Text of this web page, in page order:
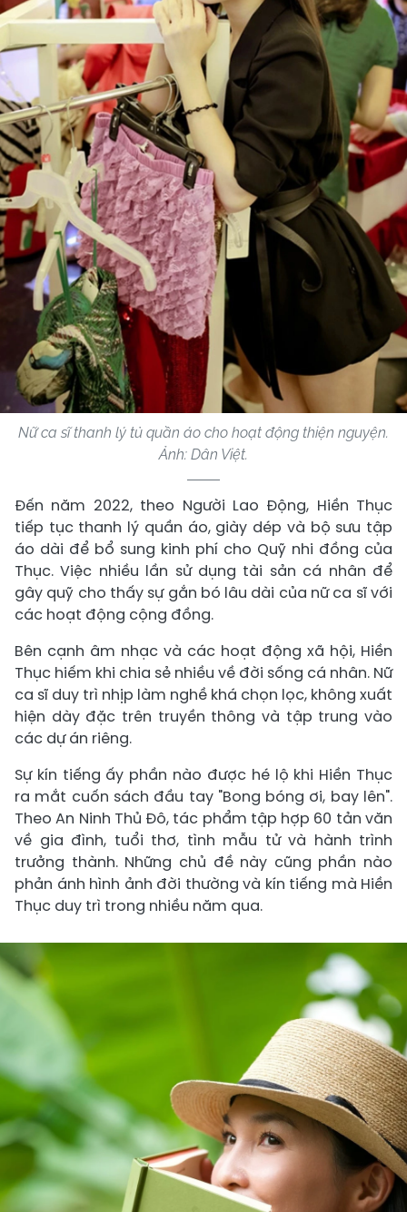
Nữ ca sĩ thanh lý tủ quần áo cho hoạt động thiện nguyện.
Ảnh: Dân Việt.
Đến năm 2022, theo Người Lao Động, Hiền Thục
tiếp tục thanh lý quần áo, giày dép và bộ sưu tập
áo dài để bổ sung kinh phí cho Quỹ nhi đồng của
Thục. Việc nhiều lần sử dụng tài sản cá nhân để
gây quỹ cho thấy sự gắn bó lâu dài của nữ ca sĩ với
các hoạt động cộng đồng.
Bên cạnh âm nhạc và các hoạt động xã hội, Hiền
Thục hiếm khi chia sẻ nhiều về đời sống cá nhân. Nữ
ca sĩ duy trì nhịp làm nghề khá chọn lọc, không xuất
hiện dày đặc trên truyền thông và tập trung vào
các dự án riêng.
Sự kín tiếng ấy phần nào được hé lộ khi Hiền Thục
ra mắt cuốn sách đầu tay "Bong bóng ơi, bay lên".
Theo An Ninh Thủ Đô, tác phẩm tập hợp 60 tản văn
về gia đình, tuổi thơ, tình mẫu tử và hành trình
trưởng thành. Những chủ đề này cũng phần nào
phản ánh hình ảnh đời thường và kín tiếng mà Hiền
Thục duy trì trong nhiều năm qua.